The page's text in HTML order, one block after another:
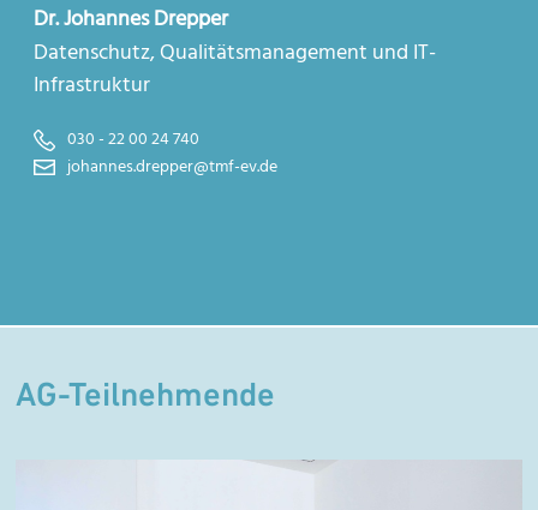
Dr. Johannes Drepper
Datenschutz, Qualitätsmanagement und IT-
Infrastruktur
030 - 22 00 24 740
johannes.drepper@tmf-ev.de
AG-Teilnehmende